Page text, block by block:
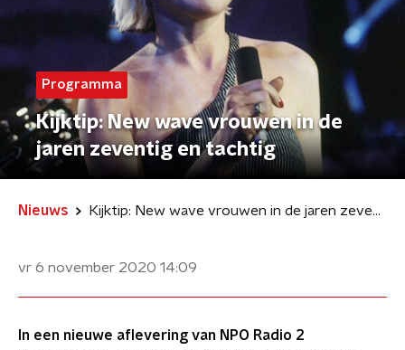
Programma
Kijktip: New wave vrouwen in de
jaren zeventig en tachtig
Nieuws Kijktip: New wave vrouwen in de jaren zeventig en tachtig
vr 6 november 2020 14:09
In een nieuwe aflevering van NPO Radio 2